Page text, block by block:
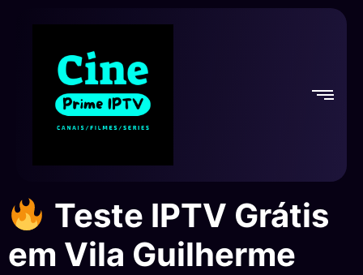
Teste IPTV Grátis
em Vila Guilherme